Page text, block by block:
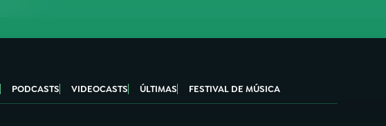
PODCASTS VIDEOCASTS ÚLTIMAS FESTIVAL DE MÚSICA